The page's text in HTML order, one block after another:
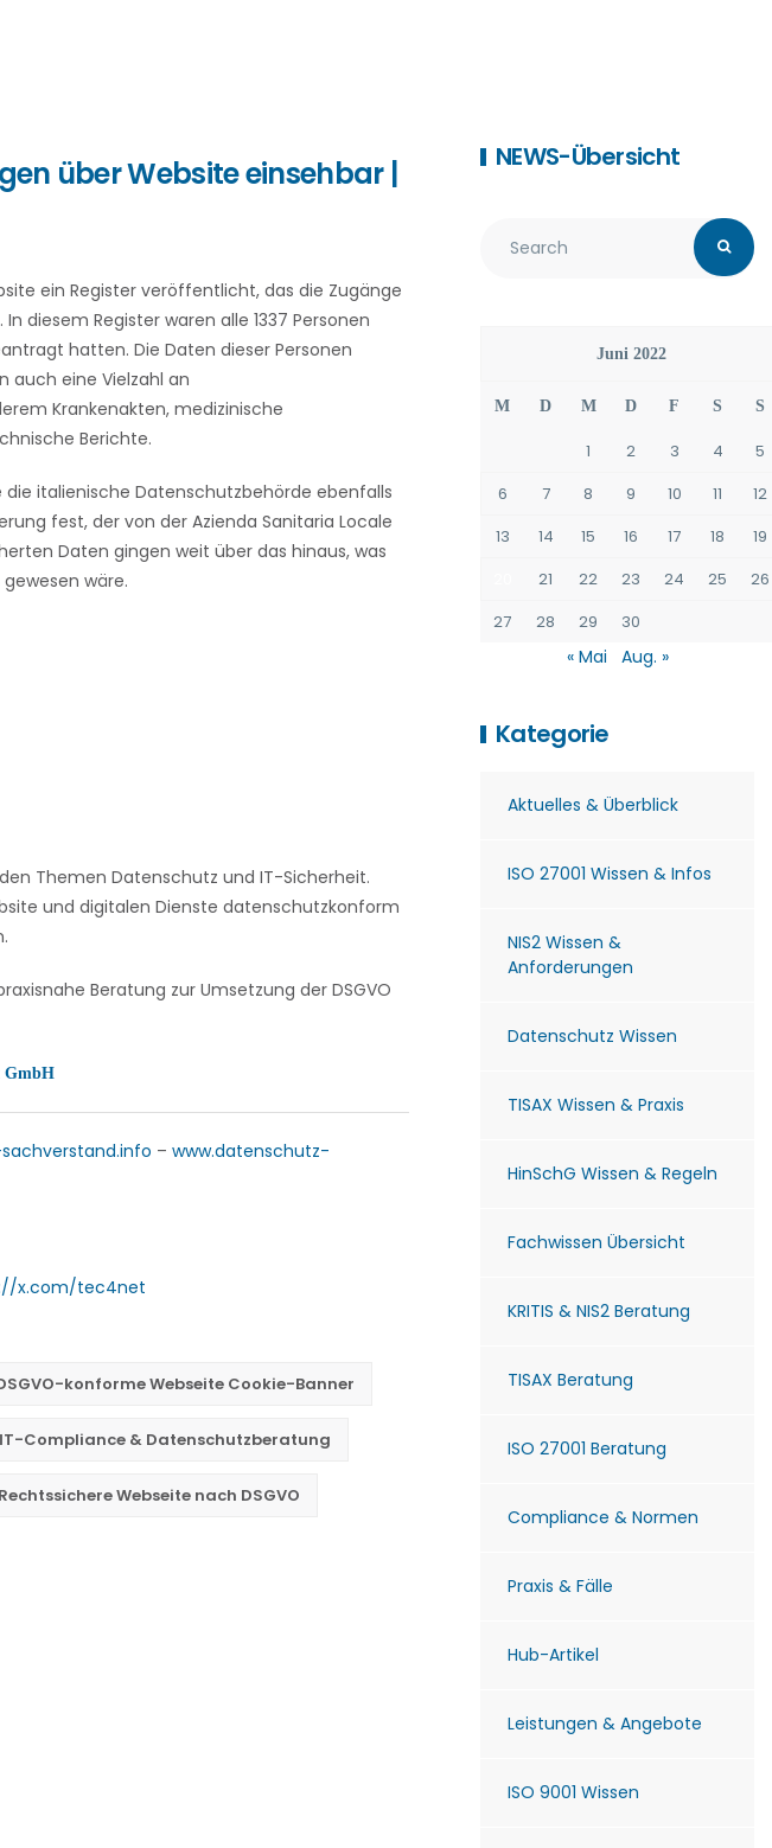
über Website einsehbar |
ein Register veröffentlicht, das die Zugänge
diesem Register waren alle 1337 Personen
hatten. Die Daten dieser Personen
eine Vielzahl an
Krankenakten, medizinische
Berichte.
italienische Datenschutzbehörde ebenfalls
fest, der von der Azienda Sanitaria Locale
Daten gingen weit über das hinaus, was
wäre.
Themen Datenschutz und IT-Sicherheit.
und digitalen Dienste datenschutzkonform
Beratung zur Umsetzung der DSGVO
GmbH
– www.datenschutz-
x.com/tec4net
konforme Webseite Cookie-Banner
IT-Compliance & Datenschutzberatung
Rechtssichere Webseite nach DSGVO
NEWS-Übersicht
Juni 2022
M D M D F S S
1 2 3 4
5
6
7 8 9 10 11
12
13
14 15 16 17 18
19
21 22 23 24 25
26
27
28 29 30
« Mai Aug. »
Kategorie
Aktuelles & Überblick
ISO 27001 Wissen & Infos
NIS2 Wissen &
Anforderungen
Datenschutz Wissen
TISAX Wissen & Praxis
HinSchG Wissen & Regeln
Fachwissen Übersicht
KRITIS & NIS2 Beratung
TISAX Beratung
ISO 27001 Beratung
Compliance & Normen
Praxis & Fälle
Hub-Artikel
Leistungen & Angebote
ISO 9001 Wissen